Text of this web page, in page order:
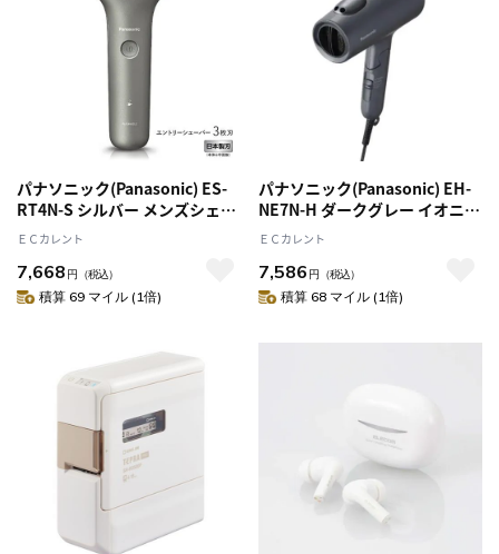
パナソニック(Panasonic) ES-
RT4N-S シルバー メンズシェー
バー エントリーシェーバー 3枚
刃
ＥＣカレント
7,668 円 （税込）
積算 69 マイル (1倍)
パナソニック(Panasonic) EH-
NE7N-H ダークグレー イオニテ
ィ ヘアドライヤー
ＥＣカレント
7,586 円 （税込）
積算 68 マイル (1倍)